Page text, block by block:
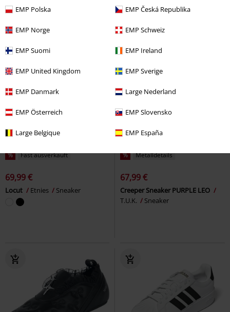
EMP Polska EMP Česká Republika
EMP Norge EMP Schweiz
EMP Suomi EMP Ireland
EMP United Kingdom EMP Sverige
EMP Danmark Large Nederland
EMP Österreich EMP Slovensko
Large Belgique EMP España
T.U.K. Sneaker high EMP Sneaker high
% Fast ausverkauft
69,99 €
Locut Etnies Sneaker
% Metalldetails
67,99 €
Creeper Sneaker PURPLE LEO
T.U.K.
Sneaker